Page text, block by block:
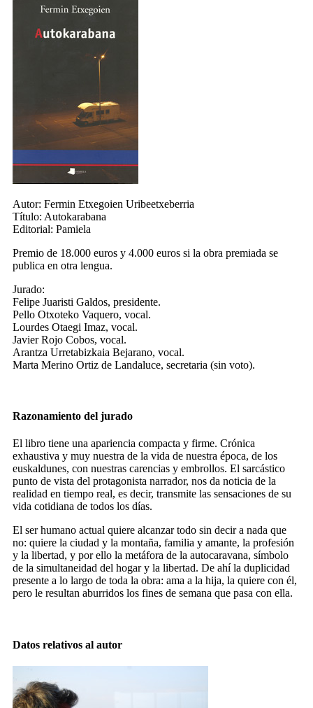
Autor: Fermin Etxegoien Uribeetxeberria
Título: Autokarabana
Editorial: Pamiela
Premio de 18.000 euros y 4.000 euros si la obra premiada se
publica en otra lengua.
Jurado:
Felipe Juaristi Galdos, presidente.
Pello Otxoteko Vaquero, vocal.
Lourdes Otaegi Imaz, vocal.
Javier Rojo Cobos, vocal.
Arantza Urretabizkaia Bejarano, vocal.
Marta Merino Ortiz de Landaluce, secretaria (sin voto).
Razonamiento del jurado
El libro tiene una apariencia compacta y firme. Crónica
exhaustiva y muy nuestra de la vida de nuestra época, de los
euskaldunes, con nuestras carencias y embrollos. El sarcástico
punto de vista del protagonista narrador, nos da noticia de la
realidad en tiempo real, es decir, transmite las sensaciones de su
vida cotidiana de todos los días.
El ser humano actual quiere alcanzar todo sin decir a nada que
no: quiere la ciudad y la montaña, familia y amante, la profesión
y la libertad, y por ello la metáfora de la autocaravana, símbolo
de la simultaneidad del hogar y la libertad. De ahí la duplicidad
presente a lo largo de toda la obra: ama a la hija, la quiere con él,
pero le resultan aburridos los fines de semana que pasa con ella.
Datos relativos al autor